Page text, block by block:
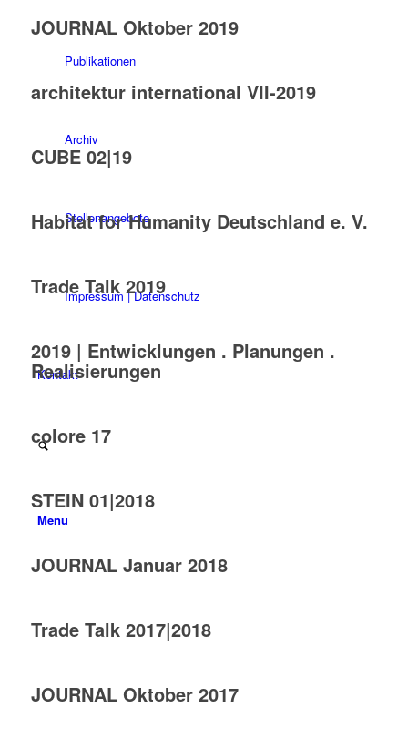
Publikationen
Archiv
Stellenangebote
Impressum | Datenschutz
Kontakt
Menu
JOURNAL Oktober 2019
architektur international VII-2019
CUBE 02|19
Habitat for Humanity Deutschland e. V.
Trade Talk 2019
2019 | Entwicklungen . Planungen .
Realisierungen
colore 17
STEIN 01|2018
JOURNAL Januar 2018
Trade Talk 2017|2018
JOURNAL Oktober 2017